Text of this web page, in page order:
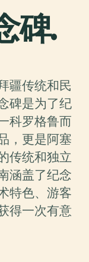
碑.
疆传统和民
碑是为了纪
科罗格鲁而
，更是阿塞
传统和独立
涵盖了纪念
特色、游客
得一次有意